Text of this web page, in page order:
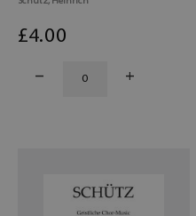
£4.00